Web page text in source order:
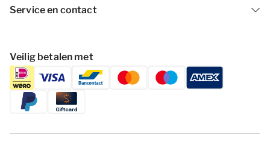
Service en contact
Veilig betalen met